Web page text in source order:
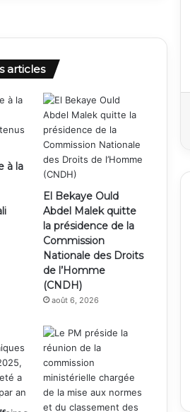
articles
à la
El Bekaye Ould
Abdel Malek quitte
la présidence de la
Commission
Nationale des Droits
de l’Homme
(CNDH)
août 6, 2026